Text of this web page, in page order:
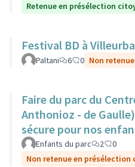
Retenue en présélection
Festival BD à
Paltani 6 0 Non
Faire du parc du
Anthonioz - de
sécure pour nos
Enfants du parc 2
0
Non retenue en présélection